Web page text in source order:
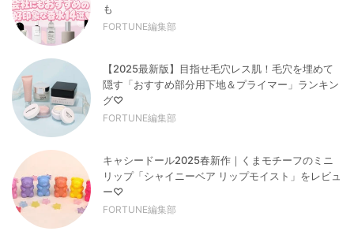
も
FORTUNE編集部
【2025最新版】目指せ毛穴レス肌！毛穴を埋めて
隠す「おすすめ部分用下地＆プライマー」ランキン
グ♡
FORTUNE編集部
キャシードール2025春新作｜くまモチーフのミニ
リップ「シャイニーベア リップモイスト」をレビュ
ー♡
FORTUNE編集部